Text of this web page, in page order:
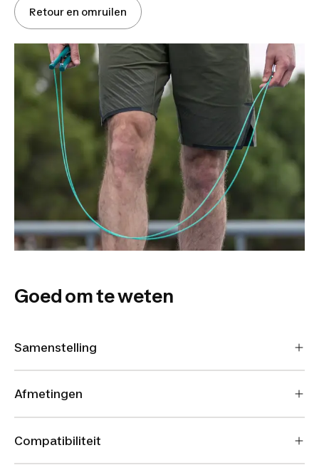
Retour en omruilen
Goed om te weten
Samenstelling
Afmetingen
Compatibiliteit